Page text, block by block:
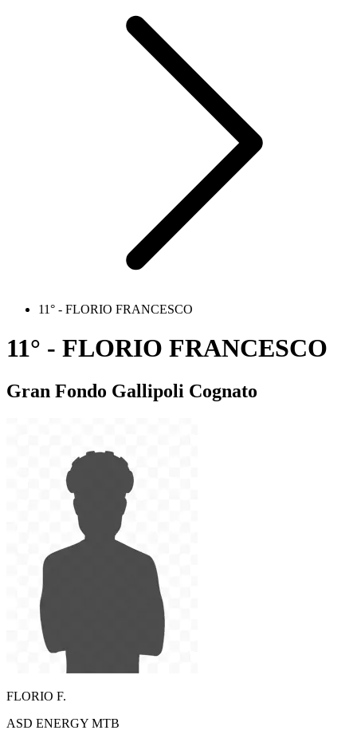
11° - FLORIO FRANCESCO
11° - FLORIO FRANCESCO
Gran Fondo Gallipoli Cognato
FLORIO F.
ASD ENERGY MTB